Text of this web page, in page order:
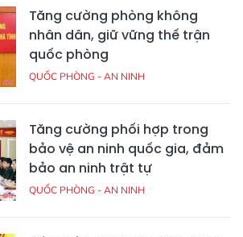
Tăng cường phòng không
nhân dân, giữ vững thế trận
quốc phòng
QUỐC PHÒNG - AN NINH
Tăng cường phối hợp trong
bảo vệ an ninh quốc gia, đảm
bảo an ninh trật tự
QUỐC PHÒNG - AN NINH